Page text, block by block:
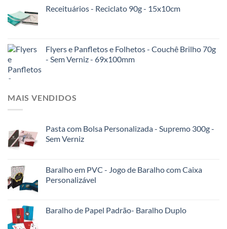
Receituários - Reciclato 90g - 15x10cm
Flyers e Panfletos e Folhetos - Couchê Brilho 70g
- Sem Verniz - 69x100mm
MAIS VENDIDOS
Pasta com Bolsa Personalizada - Supremo 300g -
Sem Verniz
Baralho em PVC - Jogo de Baralho com Caixa
Personalizável
Baralho de Papel Padrão- Baralho Duplo